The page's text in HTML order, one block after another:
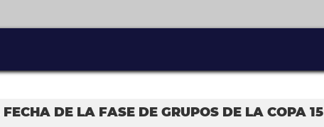
DE LA FASE DE GRUPOS DE LA COPA 15